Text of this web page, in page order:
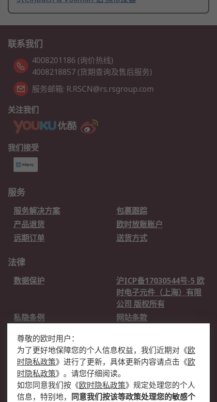
联系我们
4008201186 (询价热线)
4008218857 (货期查询及售后服务)
服务邮箱: R.RSCN@rs.rsgroup.com
关注我们
我们接受
服务
服务解决方案
包裹跟踪
产品退货
欧时放账账户
远期订单
送货方式
法律
数据保护
沪ICP备17030544号-5 欧
时电子元件（上海）有限
公司 版权所有
私隐条例
网站条款
关于欧时
欧时销售条款
账户和付款
企业集团
全球办事处
尊敬的欧时用户：
为了更好地保障您的个人信息权益，我们近期对 《欧
时隐私政策》 进行了更新，具体更新内容请点击 《欧
时隐私政策》 。请您仔细阅读。
如您同意我们按 《欧时隐私政策》 规定处理您的个人
信息，特别地，
同意我们按该等政策处理您的敏感个